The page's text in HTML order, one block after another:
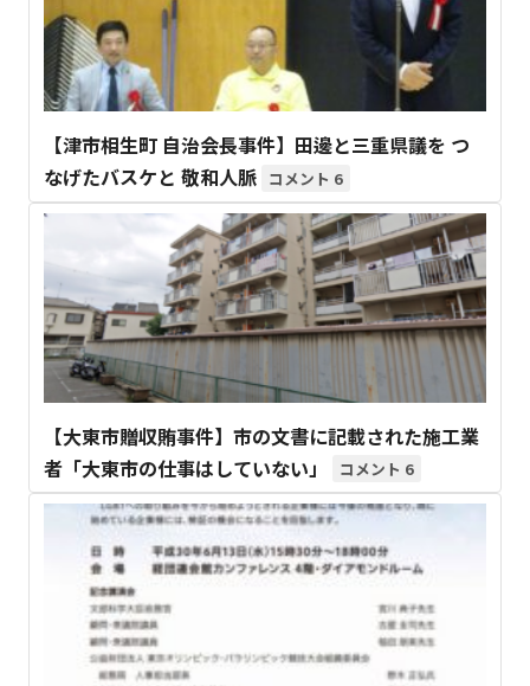
【津市相生町 自治会長事件】田邊と三重県議を つ
なげたバスケと 敬和人脈
6
【大東市贈収賄事件】市の文書に記載された施工業
者「大東市の仕事はしていない」
6